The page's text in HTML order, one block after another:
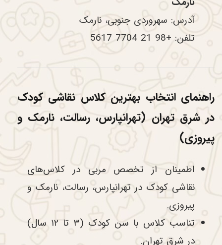
آدرس: سهروردی جنوبی، نارمک
تلفن: +98 21 7704 5617
راهنمای انتخاب بهترین کلاس نقاشی کودک
در شرق تهران (تهرانپارس، رسالت، نارمک و
پیروزی)
اطمینان از تخصص مربی در کلاس‌های
نقاشی کودک در تهرانپارس، رسالت، نارمک و
پیروزی.
تناسب کلاس با سن کودک (۳ تا ۱۲ سال)
در شرق تهران.